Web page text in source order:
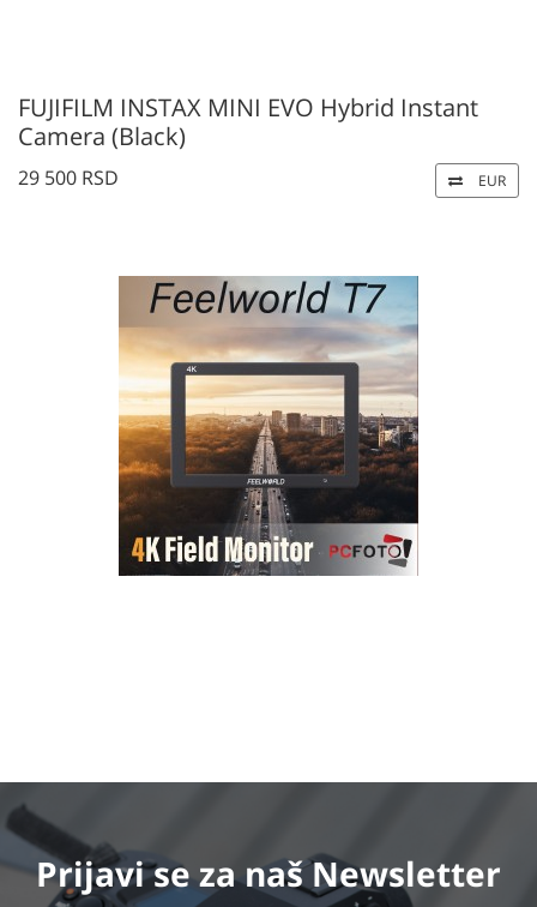
FUJIFILM INSTAX MINI EVO Hybrid Instant
Camera (Black)
29 500 RSD EUR
Prijavi seza naš Newsletter